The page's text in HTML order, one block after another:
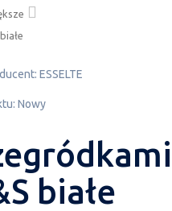
ESSELTE
Nowy
białe